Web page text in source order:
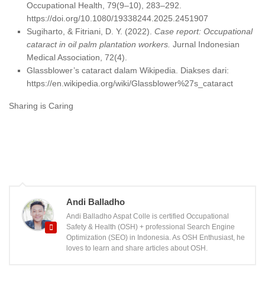
Occupational Health, 79(9–10), 283–292.
https://doi.org/10.1080/19338244.2025.2451907
Sugiharto, & Fitriani, D. Y. (2022). Case report: Occupational
cataract in oil palm plantation workers. Jurnal Indonesian
Medical Association, 72(4).
Glassblower’s cataract dalam Wikipedia. Diakses dari:
https://en.wikipedia.org/wiki/Glassblower%27s_cataract
Sharing is Caring
Andi Balladho
Andi Balladho Aspat Colle is certified Occupational
Safety & Health (OSH) + professional Search Engine
Optimization (SEO) in Indonesia. As OSH Enthusiast, he
loves to learn and share articles about OSH.